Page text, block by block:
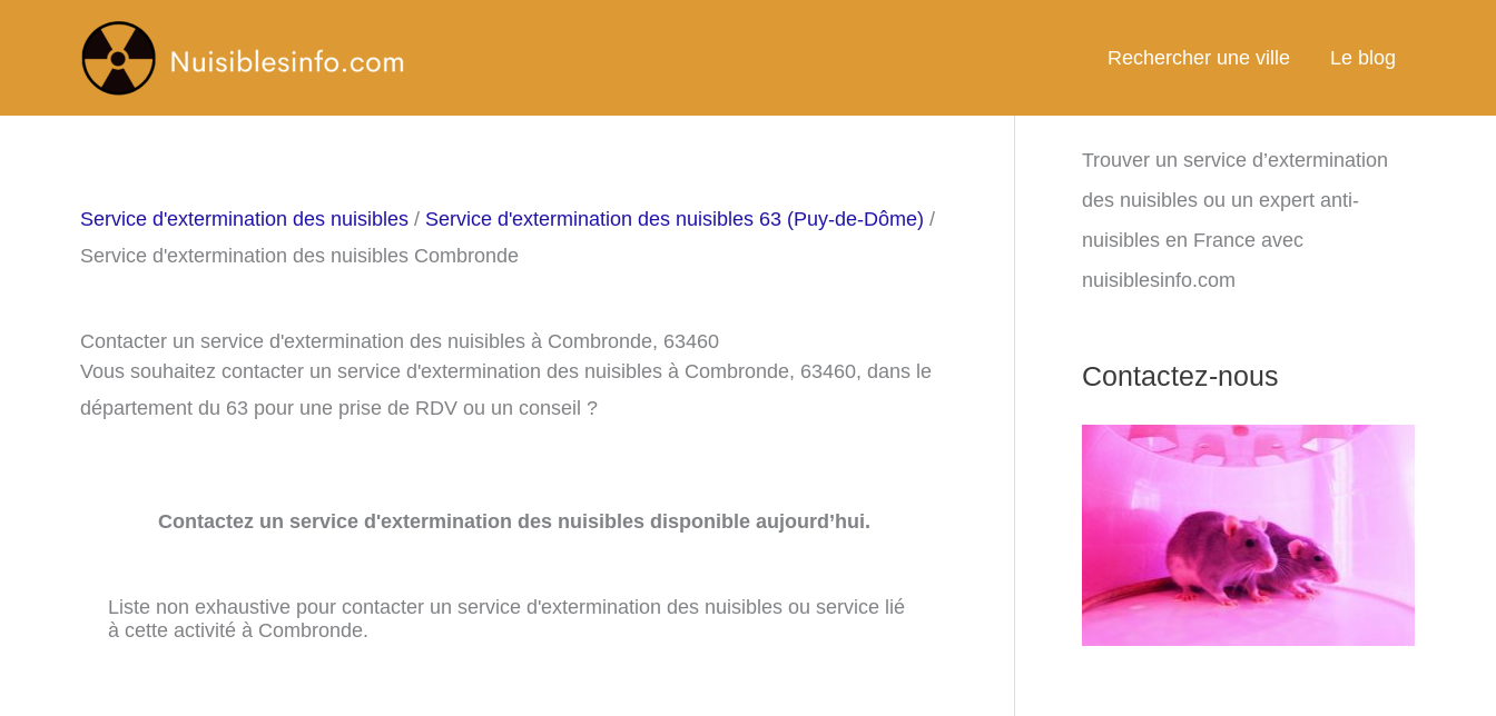
Rechercher une ville Le blog
Service d'extermination des nuisibles / Service d'extermination des nuisibles 63 (Puy-de-Dôme) /
Service d'extermination des nuisibles Combronde
Contacter un service d'extermination des nuisibles à Combronde, 63460
Vous souhaitez contacter un service d'extermination des nuisibles à Combronde, 63460, dans le
département du 63 pour une prise de RDV ou un conseil ?
Contactez un service d'extermination des nuisibles disponible aujourd’hui.
Liste non exhaustive pour contacter un service d'extermination des nuisibles ou service lié
à cette activité à Combronde.
Trouver un service d’extermination
des nuisibles ou un expert anti-
nuisibles en France avec
nuisiblesinfo.com
Contactez-nous